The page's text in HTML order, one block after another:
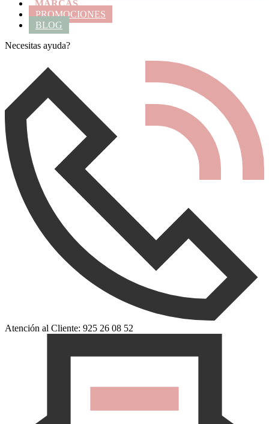
MARCAS
PROMOCIONES
BLOG
Necesitas ayuda?
Atención al Cliente: 925 26 08 52